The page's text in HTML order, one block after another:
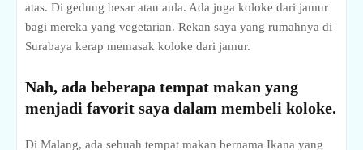
atas. Di gedung besar atau aula. Ada juga koloke dari jamur
bagi mereka yang vegetarian. Rekan saya yang rumahnya di
Surabaya kerap memasak koloke dari jamur.
Nah, ada beberapa tempat makan yang
menjadi favorit saya dalam membeli koloke.
Di Malang, ada sebuah tempat makan bernama Ikana yang